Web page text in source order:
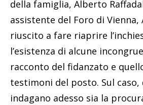
della famiglia, Alberto
assistente del Foro di Vienna,
riuscito a fare riaprire
l’esistenza di alcune
racconto del fidanzato e
testimoni del posto. Sul caso,
indagano adesso sia la